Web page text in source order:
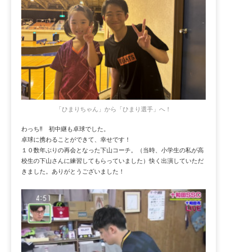
「ひまりちゃん」から「ひまり選手」へ！
わっち‼ 初中継も卓球でした。
卓球に携わることができて、幸せです！
１０数年ぶりの再会となった下山コーチ。（当時、小学生の私が高
校生の下山さんに練習してもらっていました）快く出演していただ
きました。ありがとうございました！